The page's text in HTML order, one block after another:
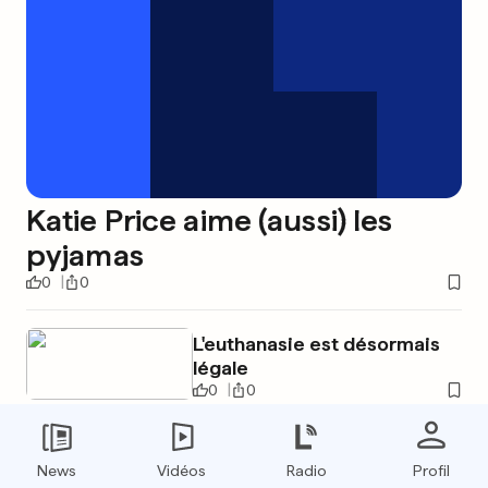
Katie Price aime (aussi) les
pyjamas
0 0
L'euthanasie est désormais
légale
0 0
News Vidéos Radio Profil